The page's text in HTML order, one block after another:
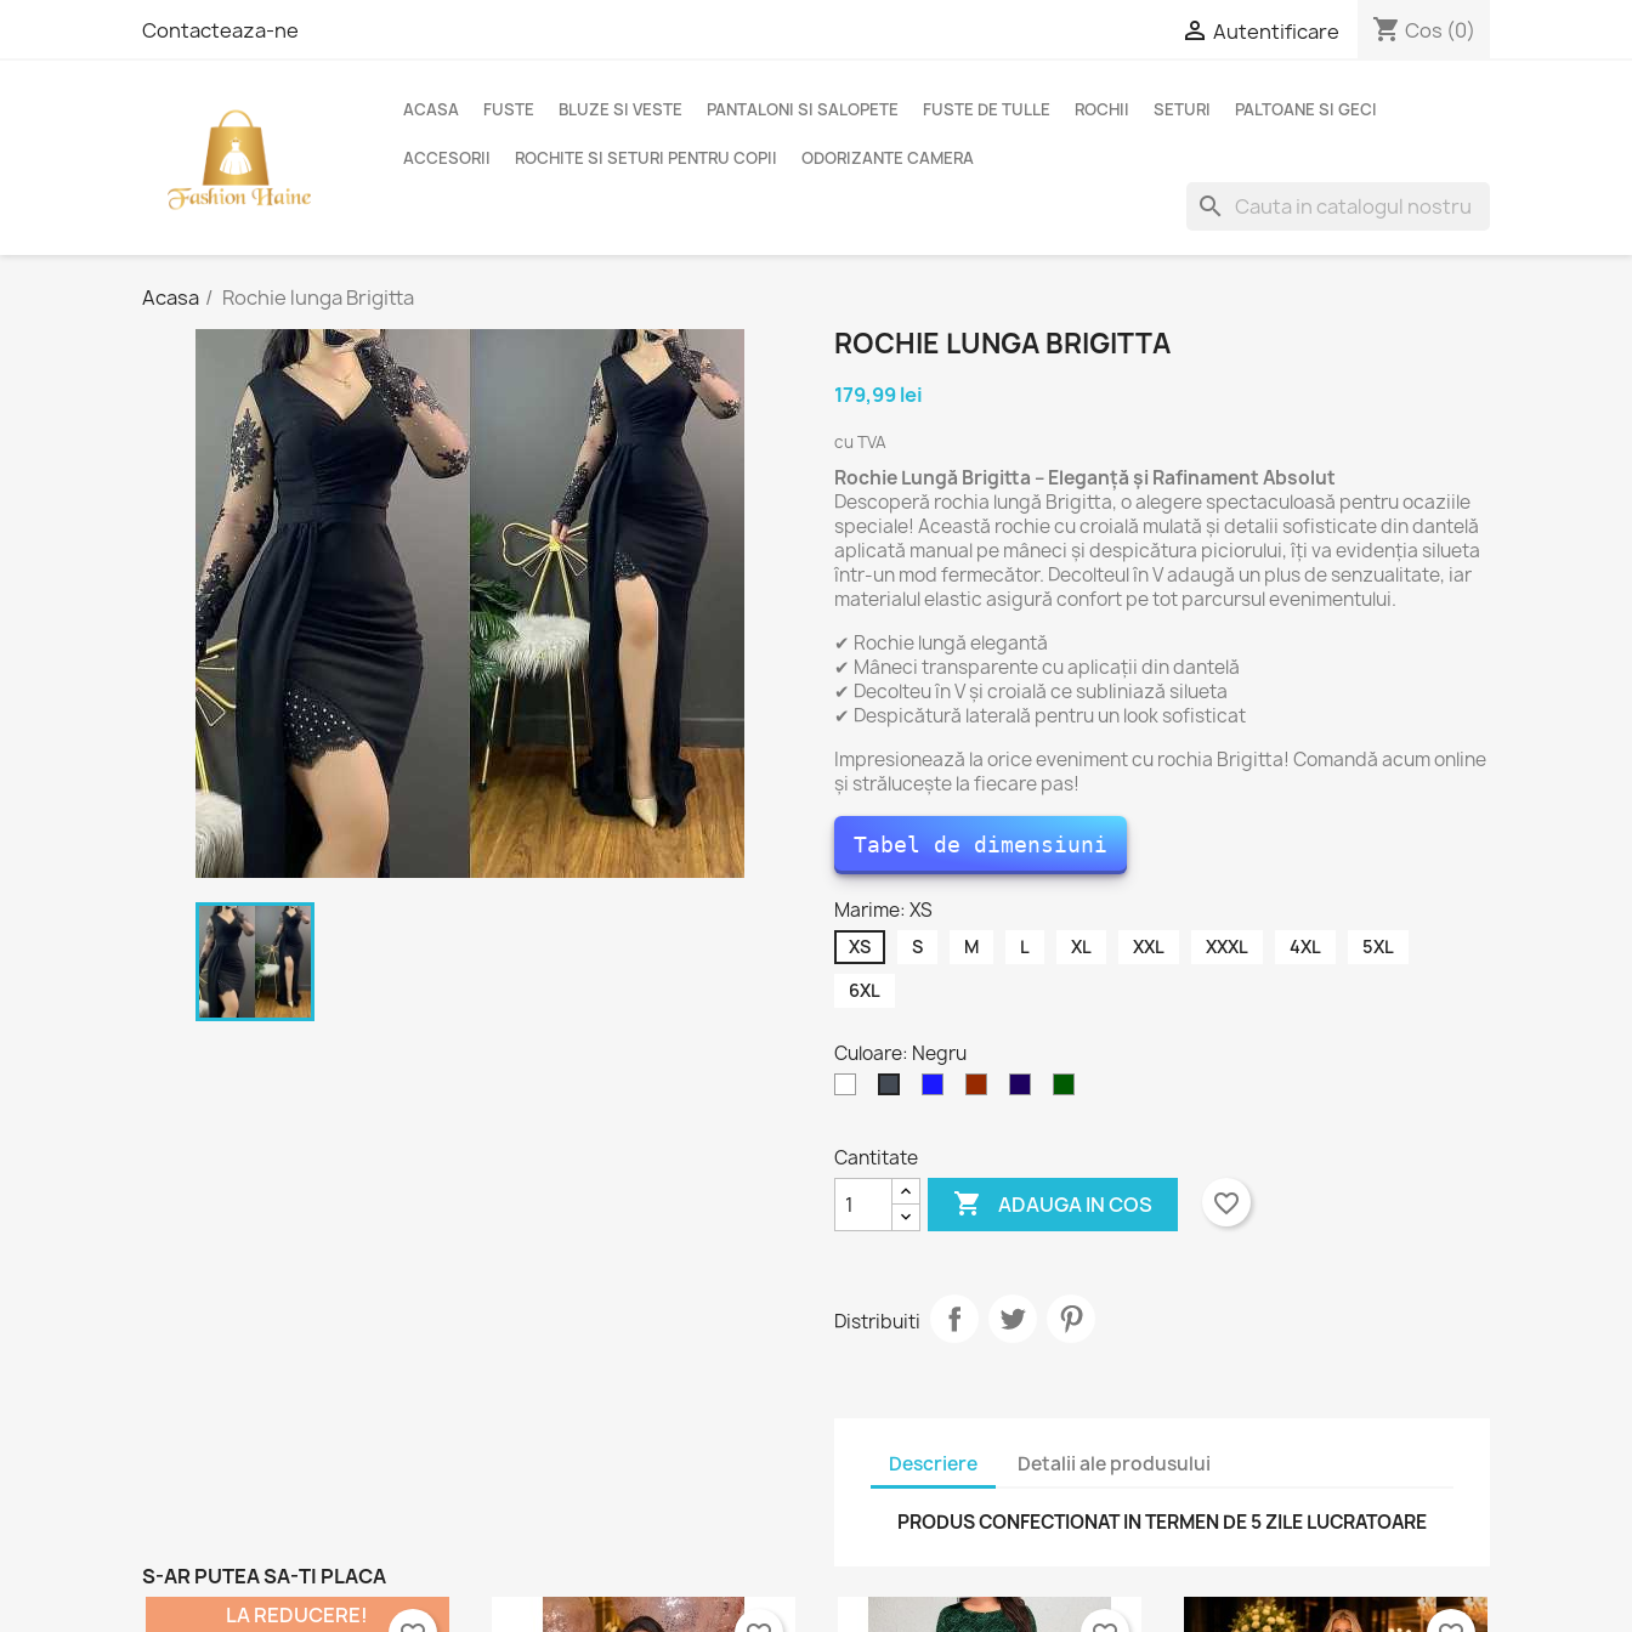
Contacteaza-ne  Autentificare shopping_cart Cos (0)
ACASA FUSTE BLUZE SI VESTE PANTALONI SI SALOPETE FUSTE DE TULLE ROCHII SETURI PALTOANE SI GECI
ACCESORII ROCHITE SI SETURI PENTRU COPII ODORIZANTE CAMERA
search
Acasa Rochie lunga Brigitta
ROCHIE LUNGA BRIGITTA
179,99 lei
cu TVA
Rochie Lungă Brigitta – Eleganță și Rafinament Absolut
Descoperă rochia lungă Brigitta, o alegere spectaculoasă pentru ocaziile
speciale! Această rochie cu croială mulată și detalii sofisticate din dantelă
aplicată manual pe mâneci și despicătura piciorului, îți va evidenția silueta
într-un mod fermecător. Decolteul în V adaugă un plus de senzualitate, iar
materialul elastic asigură confort pe tot parcursul evenimentului.
✔ Rochie lungă elegantă
✔ Mâneci transparente cu aplicații din dantelă
✔ Decolteu în V și croială ce subliniază silueta
✔ Despicătură laterală pentru un look sofisticat
Impresionează la orice eveniment cu rochia Brigitta! Comandă acum online
și strălucește la fiecare pas!
Tabel de dimensiuni
Marime: XS
XS S M L XL XXL XXXL 4XL
5XL
6XL
Culoare: Negru
Cantitate
 ADAUGA IN COS favorite_border
Distribuiti
Descriere Detalii ale produsului
PRODUS CONFECTIONAT IN TERMEN DE 5 ZILE LUCRATOARE
S-AR PUTEA SA-TI PLACA
LA REDUCERE!